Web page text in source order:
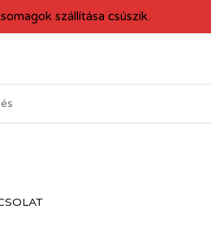
szállítása csúszik.